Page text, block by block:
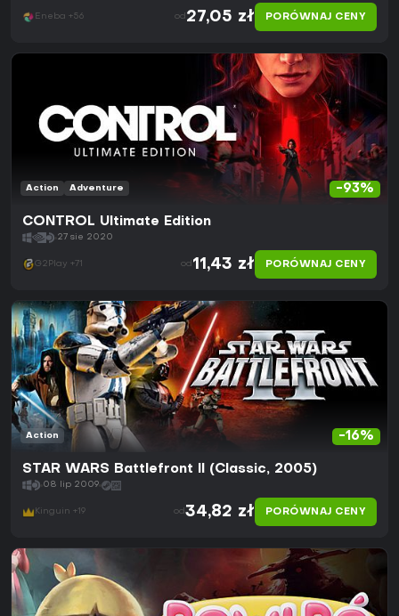
Eneba +56 od 27,05 zł PORÓWNAJ CENY
-93%
Action Adventure
CONTROL Ultimate Edition
27 sie 2020
G2Play +71 od 11,43 zł PORÓWNAJ CENY
-16%
Action
STAR WARS Battlefront II (Classic, 2005)
08 lip 2009
Kinguin +19 od 34,82 zł PORÓWNAJ CENY